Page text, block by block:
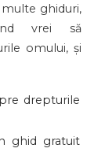
ghiduri,
vrei să
omului, și
drepturile
ghid gratuit